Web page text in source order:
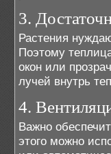
3.
Растения
Поэтому
окон или
лучей внутрь
4.
Важно
этого можно